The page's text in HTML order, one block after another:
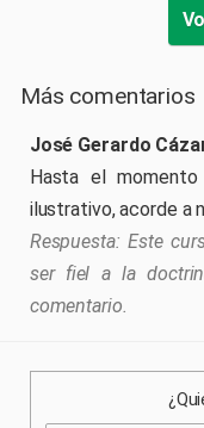
Más comentarios
José Gerardo
Hasta el
ilustrativo, acorde a
Este
ser fiel a la
comentario.